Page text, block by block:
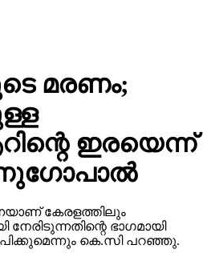
മരണം;
ഇരയെന്ന്
കേരളത്തിലും
ഭാഗമായി
കെ.സി പറഞ്ഞു.